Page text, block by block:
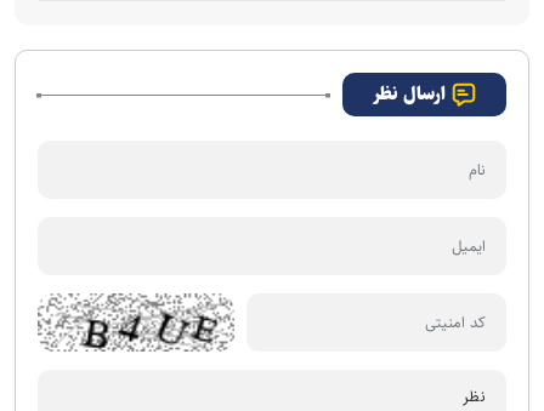
ارسال نظر